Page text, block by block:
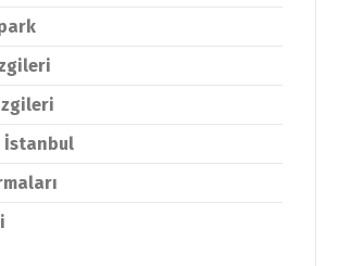
İstanbul